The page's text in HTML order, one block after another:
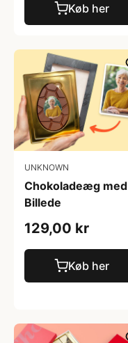
Køb her
UNKNOWN
Chokoladeæg med
Billede
129,00 kr
Køb her